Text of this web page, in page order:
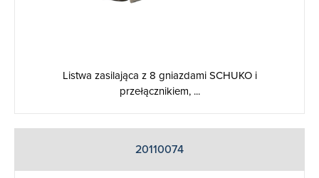
Listwa zasilająca z 8 gniazdami SCHUKO i
przełącznikiem, ...
20110074